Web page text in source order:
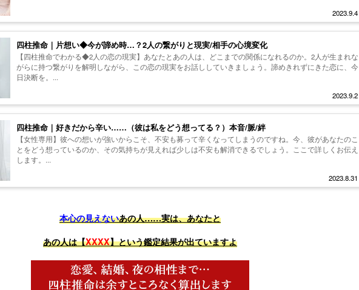
2023.9.4
四柱推命｜片想い◆今が諦め時…？2人の繋がりと現実/相手の心境変化
2023.9.2
【四柱推命でわかる◆2人の恋の現実】あなたとあの人は、どこまでの関係になれるのか。2人が生まれな
がらに持つ繋がりを解明しながら、この恋の現実をお話ししていきましょう。諦めきれずにきた恋に、今
日決断を。...
四柱推命｜好きだから辛い……（彼は私をどう想ってる？）本音/脈/絆
2023.8.31
【女性専用】彼への想いが強いからこそ、不安も募って辛くなってしまうのですね。今、彼があなたのこ
とをどう想っているのか、その気持ちが見えれば少しは不安も解消できるでしょう。ここで詳しくお伝え
します。...
本心の見えないあの人……実は、あなたと
あの人は【XXXX】という鑑定結果が出ていますよ